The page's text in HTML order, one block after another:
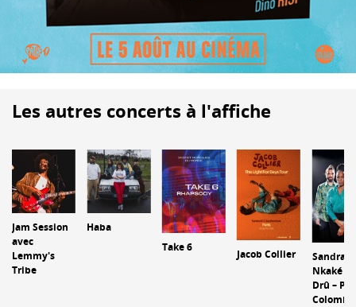
Les autres concerts à l'affiche
Jam Session
avec
Lemmy's
Tribe
Haba
Take 6
Jacob Collier
Sandra
Nkaké –
Drû –
Colomb